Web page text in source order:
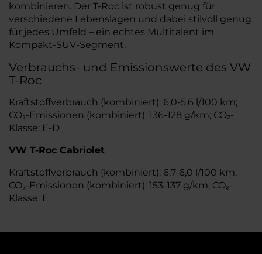
kombinieren. Der T-Roc ist robust genug für
verschiedene Lebenslagen und dabei stilvoll genug
für jedes Umfeld – ein echtes Multitalent im
Kompakt-SUV-Segment.
Verbrauchs- und Emissionswerte des VW
T-Roc
Kraftstoffverbrauch (kombiniert): 6,0-5,6 l/100 km;
CO₂-Emissionen (kombiniert): 136-128 g/km; CO₂-
Klasse: E-D
VW T-Roc Cabriolet
Kraftstoffverbrauch (kombiniert): 6,7-6,0 l/100 km;
CO₂-Emissionen (kombiniert): 153-137 g/km; CO₂-
Klasse: E